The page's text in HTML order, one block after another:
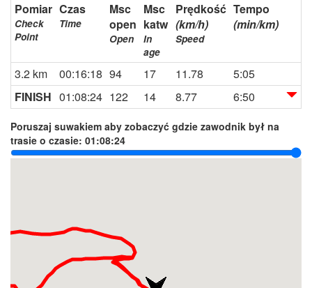
Pomiar
Check
Point
Czas
Time
Msc
open
Open
Msc
katw
In
age
Prędkość
(km/h)
Speed
Tempo
(min/km)
3.2 km 00:16:18 94 17 11.78
5:05
FINISH 01:08:24 122 14 8.77 6:50
Poruszaj suwakiem aby zobaczyć gdzie zawodnik był na
trasie o czasie: 01:08:24